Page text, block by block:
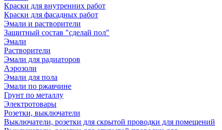
Краски для внутренних работ
Краски для фасадных работ
Эмали и растворители
Защитный состав "сделай пол"
Эмали
Растворители
Эмали для радиаторов
Аэрозоли
Эмали для пола
Эмали по ржавчине
Грунт по металлу
Электротовары
Розетки, выключатели
Выключатели, розетки для скрытой проводки для помещений